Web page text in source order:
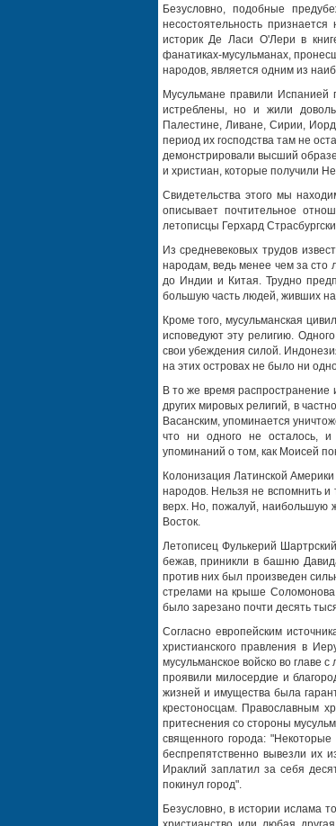
Безусловно, подобные
несостоятельность
историк Де Ласи О'Лери в
фанатиках-мусульманах,
народов, является одним из
Мусульмане правили Испанией
истреблены, но и жили
Палестине, Ливане, Сирии,
период их господства там не
демонстрировали высший
и христиан, которые получили
Свидетельства этого мы
описывает почтительное
летописцы Герхард
Из средневековых трудов
народам, ведь менее чем за сто
до Индии и Китая. Трудно
большую часть людей, живших
Кроме того, мусульманская
исповедуют эту религию.
свои убеждения силой.
на этих островах не было ни
В то же время распространение
других мировых религий, в
Васанским, упоминается
что ни одного не осталось, и
упоминаний о том, как Моисей
Колонизация Латинской
народов. Нельзя не вспомнить и
верх. Но, пожалуй, наибольшую
Восток.
Летописец Фулькерий
бежав, приникли в башню
против них был произведен
стрелами на крыше
было зарезано почти десять
Согласно европейским
христианского правления в
мусульманское войско во главе
проявили милосердие и
жизней и имущества была
крестоносцам. Православным
притеснения со стороны
священного города:
беспрепятственно вывезли их
Ираклий заплатил за себя
покинул город".
Безусловно, в истории ислама